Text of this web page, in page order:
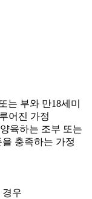
는 부와 만18세미
어진 가정
육하는 조부 또는
충족하는 가정
경우